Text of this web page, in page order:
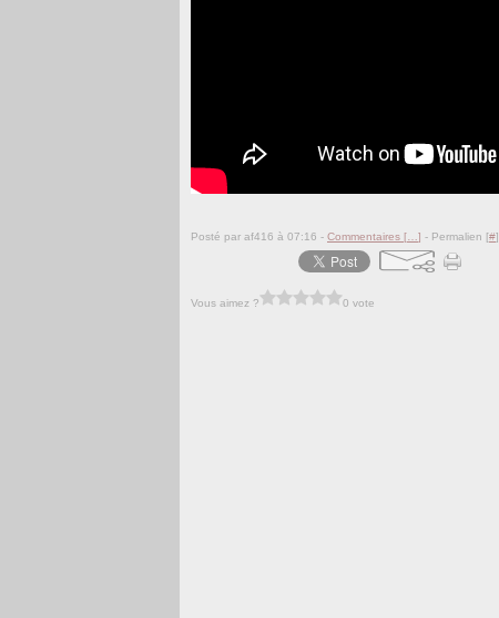
Posté par af416 à 07:16 - Commentaires [ ] - Permalien [#]
Vous aimez ? 0 vote